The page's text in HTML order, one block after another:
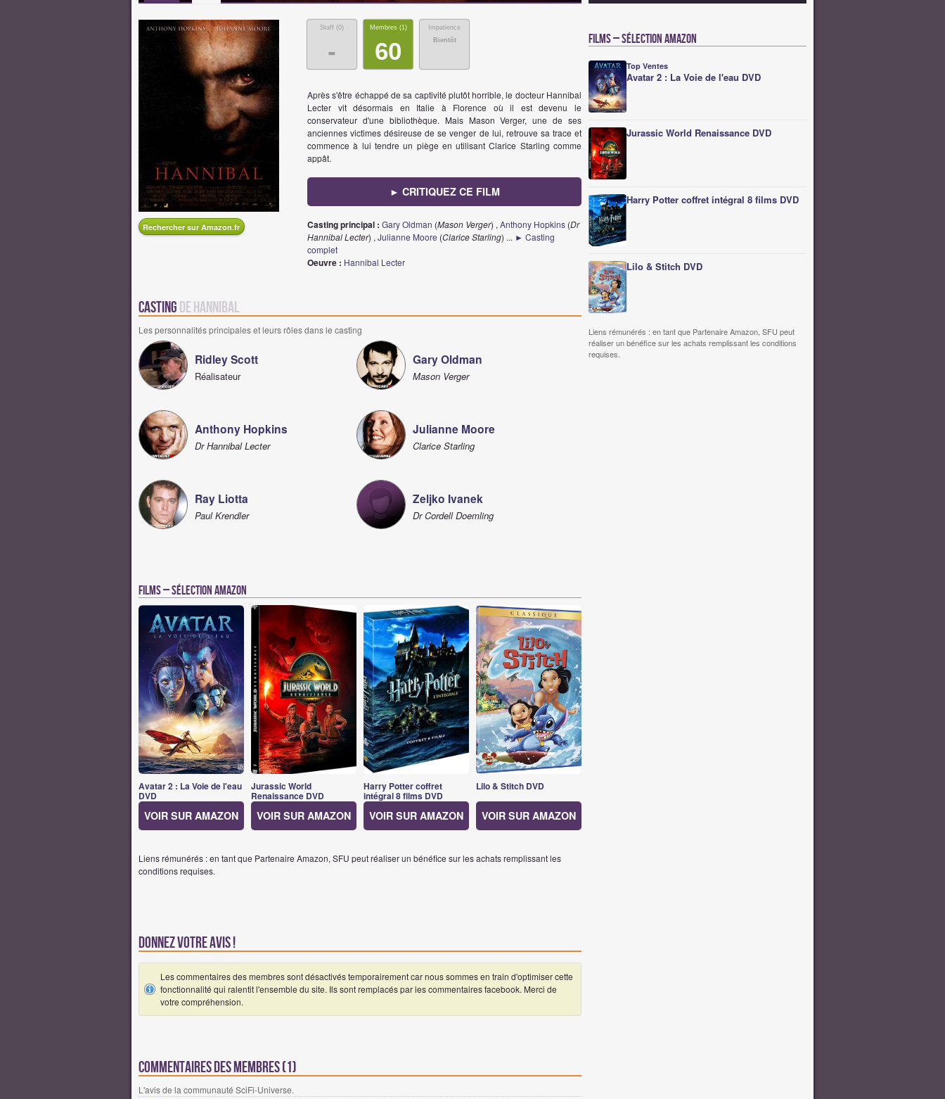
Staff (0)
-
Membres (1)
60
Impatience
Bientôt
Après s'être échappé de sa captivité plutôt horrible, le docteur Hannibal
Lecter vit désormais en Italie à Florence où il est devenu le
conservateur d'une bibliothèque. Mais Mason Verger, une de ses
anciennes victimes désireuse de se venger de lui, retrouve sa trace et
commence à lui tendre un piège en utilisant Clarice Starling comme
appât.
► CRITIQUEZ CE FILM
Rechercher sur Amazon.fr Casting principal : Gary Oldman (Mason Verger) , Anthony Hopkins (Dr
Hannibal Lecter) , Julianne Moore (Clarice Starling) ... ► Casting
complet
Oeuvre : Hannibal Lecter
Casting de Hannibal
Les personnalités principales et leurs rôles dans le casting
Ridley Scott
Réalisateur
Gary Oldman
Mason Verger
Anthony Hopkins
Dr Hannibal Lecter
Julianne Moore
Clarice Starling
Ray Liotta
Paul Krendler
Zeljko Ivanek
Dr Cordell Doemling
Films – Sélection Amazon
Avatar 2 : La Voie de l'eau
DVD
VOIR SUR AMAZON
Jurassic World
Renaissance DVD
VOIR SUR AMAZON
Harry Potter coffret
intégral 8 films DVD
VOIR SUR AMAZON
Lilo & Stitch DVD
VOIR SUR AMAZON
Liens rémunérés : en tant que Partenaire Amazon, SFU peut réaliser un bénéfice sur les achats remplissant les
conditions requises.
Donnez votre avis !
Les commentaires des membres sont désactivés temporairement car nous sommes en train d'optimiser cette
fonctionnalité qui ralentit l'ensemble du site. Ils sont remplacés par les commentaires facebook. Merci de
votre compréhension.
Commentaires des membres (1)
L'avis de la communauté SciFi-Universe.
Films – Sélection Amazon
Top Ventes
Avatar 2 : La Voie de l'eau DVD
Jurassic World Renaissance DVD
Harry Potter coffret intégral 8 films DVD
Lilo & Stitch DVD
Liens rémunérés : en tant que Partenaire Amazon, SFU peut
réaliser un bénéfice sur les achats remplissant les conditions
requises.